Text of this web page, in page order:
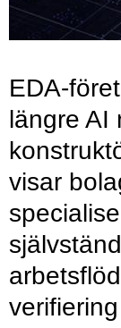
EDA-
längre AI
visar